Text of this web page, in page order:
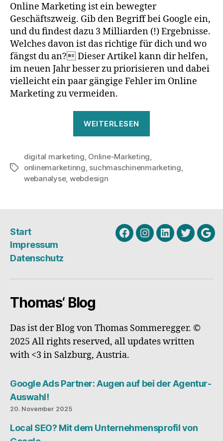
Online Marketing ist ein bewegter
Geschäftszweig. Gib den Begriff bei Google ein,
und du findest dazu 3 Milliarden (!) Ergebnisse.
Welches davon ist das richtige für dich und wo
fängst du an? Dieser Artikel kann dir helfen,
im neuen Jahr besser zu priorisieren und dabei
vielleicht ein paar gängige Fehler im Online
Marketing zu vermeiden.
WEITERLESEN
Irrtümer,
die
aus
der
solltest“
Schlagwörter
digital marketing, Online-Marketing,
onlinemarketinng, suchmaschinenmarketing,
webanalyse, webdesign
Start
Impressum
Datenschutz
FacebookInstagram
LinkedinTwitter
Thomas‘ Blog
Das ist der Blog von Thomas Sommeregger. ©
2025 All rights reserved, all updates written
with <3 in Salzburg, Austria.
Google Ads Partner: Augen auf bei der Agentur-
Auswahl!
20. November 2025
Local SEO? Mit dem Unternehmensprofil von